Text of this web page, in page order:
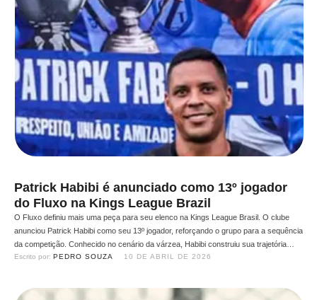
Patrick Habibi é anunciado como 13º jogador
do Fluxo na Kings League Brazil
O Fluxo definiu mais uma peça para seu elenco na Kings League Brasil. O clube
anunciou Patrick Habibi como seu 13º jogador, reforçando o grupo para a sequência
da competição. Conhecido no cenário da várzea, Habibi construiu sua trajetória
com destaque em competições amadoras de alto nível, se consolidando como um
Escrito por: PEDRO SOUZA 10 DE ABRIL DE 2026